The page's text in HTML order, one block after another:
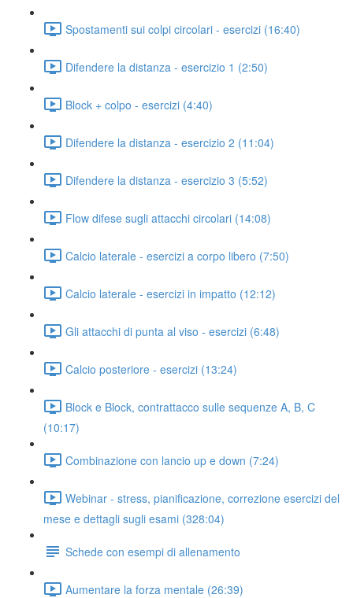
Spostamenti sui colpi circolari - esercizi (16:40)
Difendere la distanza - esercizio 1 (2:50)
Block + colpo - esercizi (4:40)
Difendere la distanza - esercizio 2 (11:04)
Difendere la distanza - esercizio 3 (5:52)
Flow difese sugli attacchi circolari (14:08)
Calcio laterale - esercizi a corpo libero (7:50)
Calcio laterale - esercizi in impatto (12:12)
Gli attacchi di punta al viso - esercizi (6:48)
Calcio posteriore - esercizi (13:24)
Block e Block, contrattacco sulle sequenze A, B, C
(10:17)
Combinazione con lancio up e down (7:24)
Webinar - stress, pianificazione, correzione esercizi del
mese e dettagli sugli esami (328:04)
Schede con esempi di allenamento
Aumentare la forza mentale (26:39)